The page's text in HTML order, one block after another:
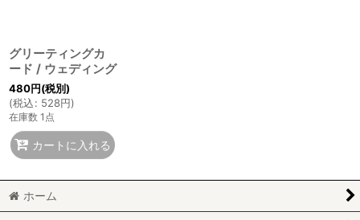
グリーティングカ
ード / ウェディング
480円(税別)
(税込: 528円)
在庫数 1点
カートに入れる
ホーム